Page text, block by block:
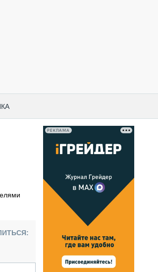
РЕКЛАМА